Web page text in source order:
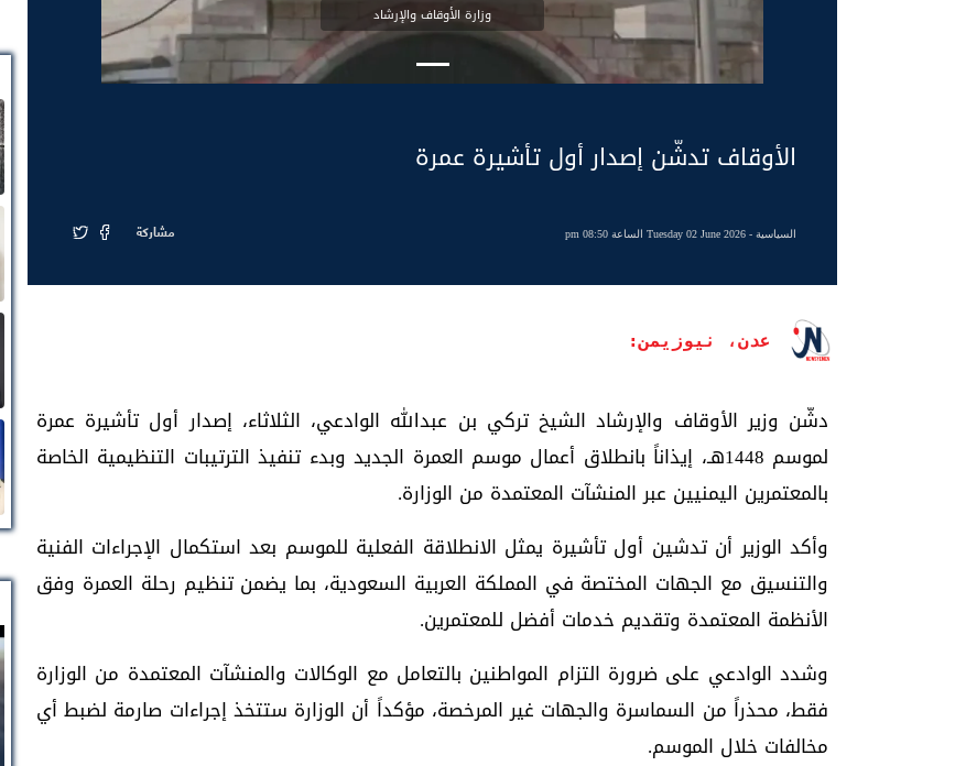
وزارة الأوقاف والإرشاد
الأوقاف تدشّن إصدار أول تأشيرة عمرة
السياسية- Tuesday 02 June 2026 الساعة 08:50 pm مشاركة
عدن، نيوزيمن:
دشّن وزير الأوقاف والإرشاد الشيخ تركي بن عبدالله الوادعي، الثلاثاء، إصدار أول تأشيرة عمرة
لموسم 1448هـ، إيذاناً بانطلاق أعمال موسم العمرة الجديد وبدء تنفيذ الترتيبات التنظيمية الخاصة
بالمعتمرين اليمنيين عبر المنشآت المعتمدة من الوزارة.
وأكد الوزير أن تدشين أول تأشيرة يمثل الانطلاقة الفعلية للموسم بعد استكمال الإجراءات الفنية
والتنسيق مع الجهات المختصة في المملكة العربية السعودية، بما يضمن تنظيم رحلة العمرة وفق
الأنظمة المعتمدة وتقديم خدمات أفضل للمعتمرين.
وشدد الوادعي على ضرورة التزام المواطنين بالتعامل مع الوكالات والمنشآت المعتمدة من الوزارة
فقط، محذراً من السماسرة والجهات غير المرخصة، مؤكداً أن الوزارة ستتخذ إجراءات صارمة لضبط أي
مخالفات خلال الموسم.